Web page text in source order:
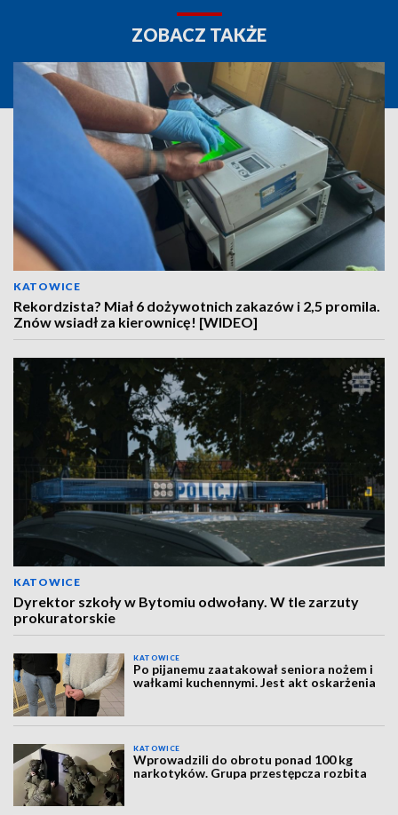
ZOBACZ TAKŻE
KATOWICE
Rekordzista? Miał 6 dożywotnich zakazów i 2,5 promila.
Znów wsiadł za kierownicę! [WIDEO]
KATOWICE
Dyrektor szkoły w Bytomiu odwołany. W tle zarzuty
prokuratorskie
KATOWICE
Po pijanemu zaatakował seniora nożem i
wałkami kuchennymi. Jest akt oskarżenia
KATOWICE
Wprowadzili do obrotu ponad 100 kg
narkotyków. Grupa przestępcza rozbita